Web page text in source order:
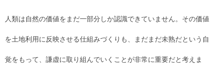
人類は自然の価値をまだ一部分しか認識できていません。その価値
を土地利用に反映させる仕組みづくりも、まだまだ未熟だという自
覚をもって、謙虚に取り組んでいくことが非常に重要だと考えま